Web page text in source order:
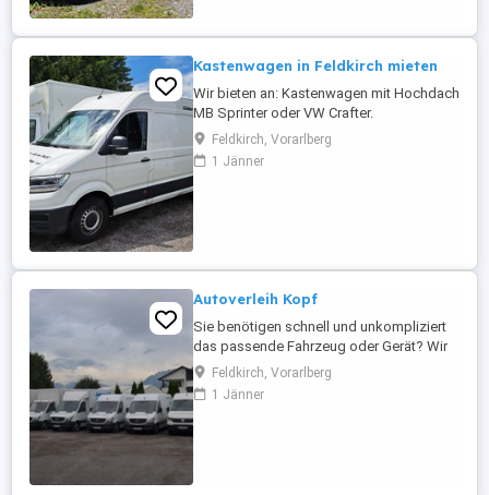
Kastenwagen in Feldkirch mieten
Wir bieten an: Kastenwagen mit Hochdach
MB Sprinter oder VW Crafter.
Abmessungen: L bis 430 cm, B 170 cm, H
190 (Innenmaße). Ab EUR 165,00 Bei
Interesse: Anfragen per Email info (at)
Feldkirch, Vorarlberg
1 Jänner
Autoverleih Kopf
Sie benötigen schnell und unkompliziert
das passende Fahrzeug oder Gerät? Wir
verleihen: PKWs Transporter Bagger &
Dumper Anhänger Hüpfburgen für Events
& Kinderfeste Mit fairen Preisen, flexiblen
Feldkirch, Vorarlberg
1 Jänner